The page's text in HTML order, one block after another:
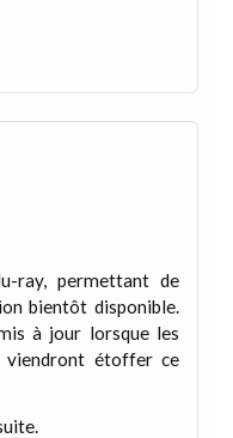
ray, permettant de
bientôt disponible.
à jour lorsque les
viendront étoffer ce